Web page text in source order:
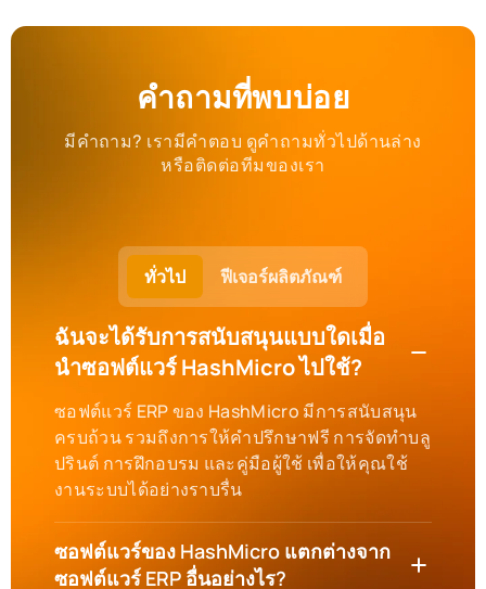
คำถามที่พบบ่อย
มีคำถาม? เรามีคำตอบ ดูคำถามทั่วไปด้านล่าง
หรือติดต่อทีมของเรา
ทั่วไป ฟีเจอร์ผลิตภัณฑ์
ฉันจะได้รับการสนับสนุนแบบใดเมื่อ
นำซอฟต์แวร์ HashMicro ไปใช้?
ซอฟต์แวร์ ERP ของ HashMicro มีการสนับสนุน
ครบถ้วน รวมถึงการให้คำปรึกษาฟรี การจัดทำบลู
ปรินต์ การฝึกอบรม และคู่มือผู้ใช้ เพื่อให้คุณใช้
งานระบบได้อย่างราบรื่น
ซอฟต์แวร์ของ HashMicro แตกต่างจาก
ซอฟต์แวร์ ERP อื่นอย่างไร?